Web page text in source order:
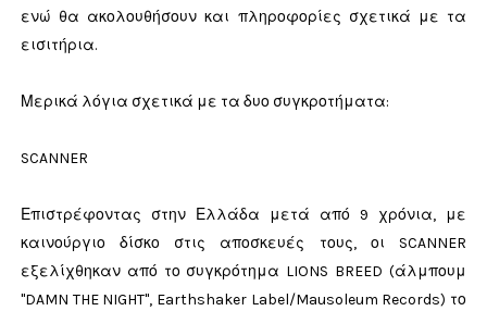
ενώ θα ακολουθήσουν και πληροφορίες σχετικά με τα
εισιτήρια.
Μερικά λόγια σχετικά με τα δυο συγκροτήματα:
SCANNER
Επιστρέφοντας στην Ελλάδα μετά από 9 χρόνια, με
καινούργιο δίσκο στις αποσκευές τους, οι SCANNER
εξελίχθηκαν από το συγκρότημα LIONS BREED (άλμπουμ
"DAMN THE NIGHT", Earthshaker Label/Mausoleum Records) το